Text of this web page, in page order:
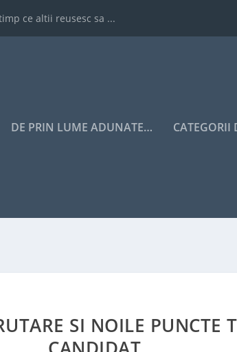
ce altii reusesc sa ...
DE PRIN LUME ADUNATE… CATEGORII
SI NOILE PUNCTE